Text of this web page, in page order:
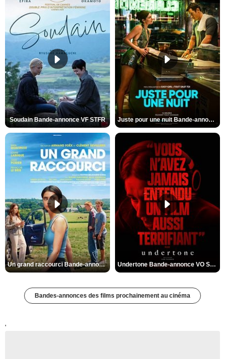
Soudain Bande-annonce VF STFR Juste pour une nuit Bande-annonce VO STFR
Un grand raccourci Bande-annonce VF Undertone Bande-annonce VO STFR
Bandes-annonces des films prochainement au cinéma
'